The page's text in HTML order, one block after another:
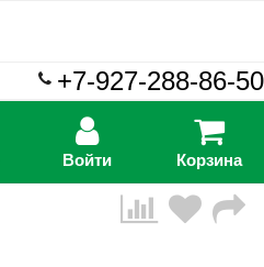
+7-927-288-86-50
Войти Корзина